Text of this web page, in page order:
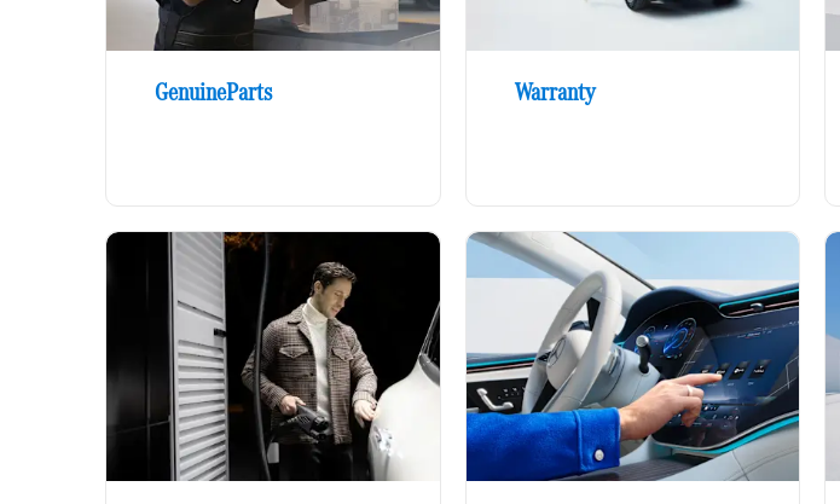
GenuineParts Warranty